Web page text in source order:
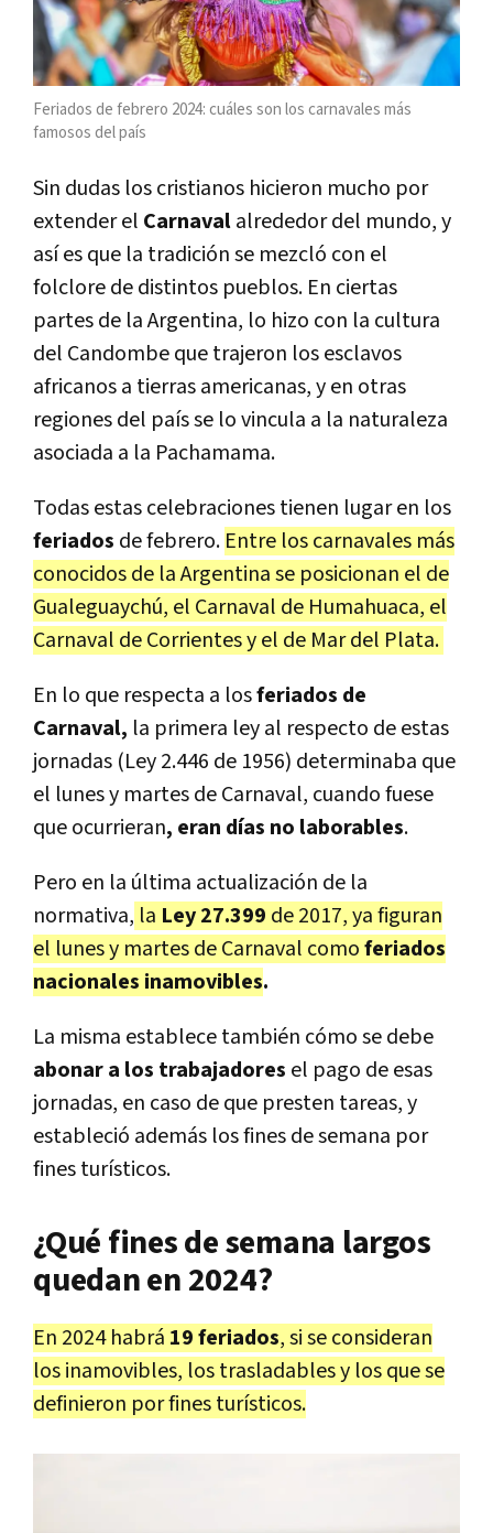
Feriados de febrero 2024: cuáles son los carnavales más
famosos del país
Sin dudas los cristianos hicieron mucho por
extender el Carnavalalrededor del mundo, y
así es que la tradición se mezcló con el
folclore de distintos pueblos. En ciertas
partes de la Argentina, lo hizo con la cultura
del Candombe que trajeron los esclavos
africanos a tierras americanas, y en otras
regiones del país se lo vincula a la naturaleza
asociada a la Pachamama.
Todas estas celebraciones tienen lugar en los
feriados de febrero. Entre los carnavales más
conocidos de la Argentina se posicionan el de
Gualeguaychú, el Carnaval de Humahuaca, el
Carnaval de Corrientes y el de Mar del Plata.
En lo que respecta a losferiados de
Carnaval, la primera ley al respecto de estas
jornadas (Ley 2.446 de 1956) determinaba que
el lunes y martes de Carnaval, cuando fuese
que ocurrieran, eran días no laborables.
Pero en la última actualización de la
normativa, la Ley 27.399 de 2017, ya figuran
el lunes y martes de Carnaval comoferiados
nacionales inamovibles.
La misma establece también cómo se debe
abonar a los trabajadores el pago de esas
jornadas, en caso de que presten tareas, y
estableció además los fines de semana por
fines turísticos.
¿Qué fines de semana largos
quedan en 2024?
En 2024 habrá 19 feriados, si se consideran
los inamovibles, los trasladables y los que se
definieron por fines turísticos.